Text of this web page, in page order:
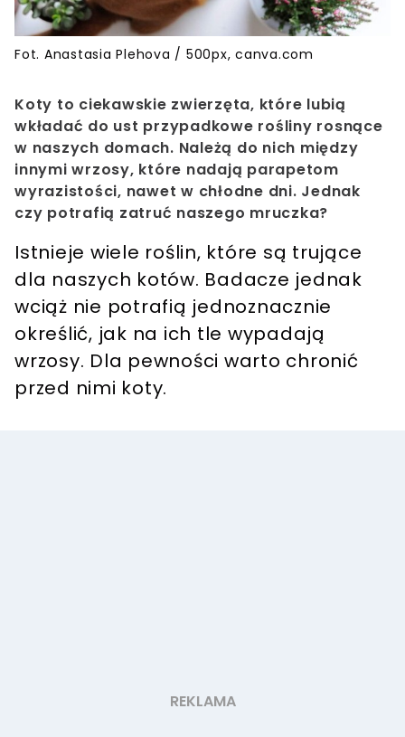
Fot. Anastasia Plehova / 500px, canva.com
Koty to ciekawskie zwierzęta, które lubią
wkładać do ust przypadkowe rośliny rosnące
w naszych domach. Należą do nich między
innymi wrzosy, które nadają parapetom
wyrazistości, nawet w chłodne dni. Jednak
czy potrafią zatruć naszego mruczka?
Istnieje wiele roślin, które są trujące
dla naszych kotów. Badacze jednak
wciąż nie potrafią jednoznacznie
określić, jak na ich tle wypadają
wrzosy. Dla pewności warto chronić
przed nimi koty.